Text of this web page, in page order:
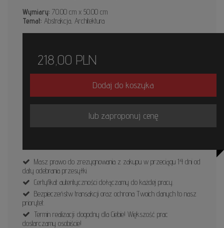
Wymiary: 70.00 cm x 50.00 cm
Temat: Abstrakcja, Architektura
218,00 PLN
Dodaj do koszyka
lub zaproponuj cenę
Masz prawo do zrezygnowania z zakupu w przeciągu 14 dni od
daty odebrania przesyłki.
Certyfikat autentyczności dołączamy do każdej pracy.
Bezpieczeństw transakcji oraz ochrona Twoich danych to nasz
priorytet.
Termin realizacji: dogodny dla Ciebie! Większość prac
dostarczamy osobiście!